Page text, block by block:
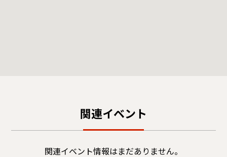
関連イベント
関連イベント情報はまだありません。